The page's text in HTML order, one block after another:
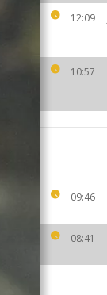
12:09
10:57
09:46
08:41